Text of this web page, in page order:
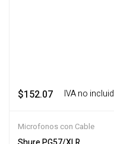
$152.07 IVA no
Microfonos con Cable